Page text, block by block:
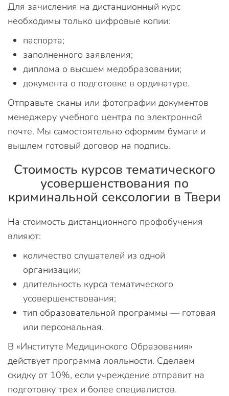
Для зачисления на дистанционный курс
необходимы только цифровые копии:
паспорта;
заполненного заявления;
диплома о высшем медобразовании;
документа о подготовке в ординатуре.
Отправьте сканы или фотографии документов
менеджеру учебного центра по электронной
почте. Мы самостоятельно оформим бумаги и
вышлем готовый договор на подпись.
Стоимость курсов тематического
усовершенствования по
криминальной сексологии в Твери
На стоимость дистанционного профобучения
влияют:
количество слушателей из одной
организации;
длительность курса тематического
усовершенствования;
тип образовательной программы — готовая
или персональная.
В «Институте Медицинского Образования»
действует программа лояльности. Сделаем
скидку от 10%, если учреждение отправит на
подготовку трех и более специалистов.